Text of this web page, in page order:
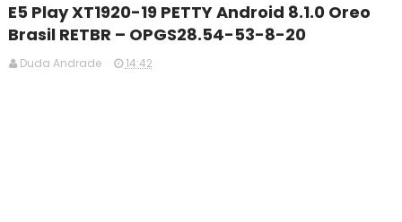
E5 Play XT1920-19 PETTY Android 8.1.0 Oreo
Brasil RETBR – OPGS28.54-53-8-20
Duda Andrade 14:42